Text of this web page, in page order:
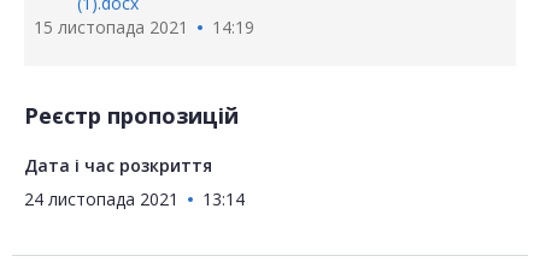
15 листопада 2021
14:19
Реєстр пропозицій
Дата і час розкриття
24 листопада 2021
13:14